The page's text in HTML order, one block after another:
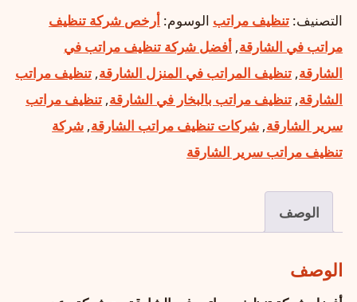
التصنيف: تنظيف مراتب الوسوم: أرخص شركة تنظيف
مراتب في الشارقة, أفضل شركة تنظيف مراتب في
الشارقة, تنظيف المراتب في المنزل الشارقة, تنظيف مراتب
الشارقة, تنظيف مراتب بالبخار في الشارقة, تنظيف مراتب
سرير الشارقة, شركات تنظيف مراتب الشارقة, شركة
تنظيف مراتب سرير الشارقة
الوصف
الوصف